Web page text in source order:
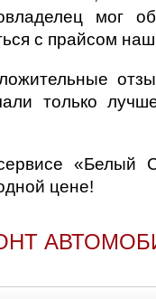
мог
с прайсом
только
«Белый
цене!